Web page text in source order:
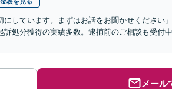
にしています。まずはお話をお聞かせください
訴処分獲得の実績多数。逮捕前のご相談も受付
メール